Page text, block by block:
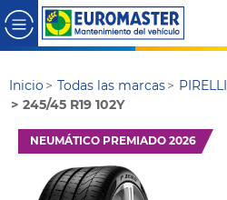
Inicio Todas las marcas PIRELLI
245/45 R19 102Y
NEUMÁTICO PREMIADO 2026